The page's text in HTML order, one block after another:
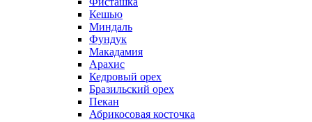
Кешью
Миндаль
Фундук
Макадамия
Арахис
Кедровый орех
Бразильский орех
Пекан
Абрикосовая косточка